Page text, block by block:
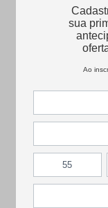
Além dos
um grande
por liberar
(que
benefícios
caminhadas,
rotina podem
transformador.